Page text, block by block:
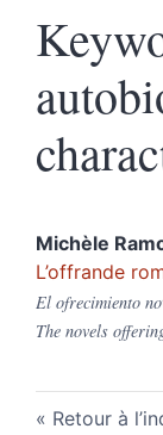
Michèle
L’offrande
El ofrecimiento
The novels
Retour à